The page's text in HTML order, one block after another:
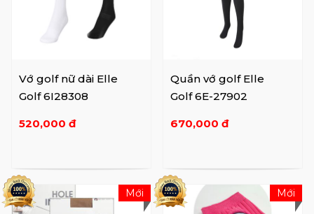
Vớ golf nữ dài Elle
Golf 6I28308
520,000 đ
Quần vớ golf Elle
Golf 6E-27902
670,000 đ
Mới Mới